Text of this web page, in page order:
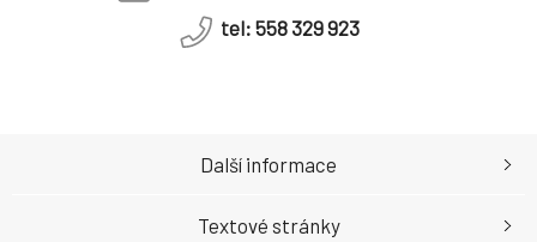
tel: 558 329 923
Další informace
Textové stránky